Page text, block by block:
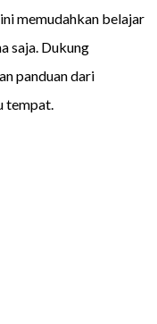
memudahkan belajar
saja. Dukung
panduan dari
tempat.